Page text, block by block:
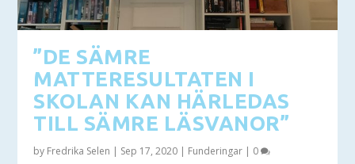
”DE SÄMRE
MATTERESULTATEN I
SKOLAN KAN HÄRLEDAS
TILL SÄMRE LÄSVANOR”
by Fredrika Selen | Sep 17, 2020 | Funderingar | 0